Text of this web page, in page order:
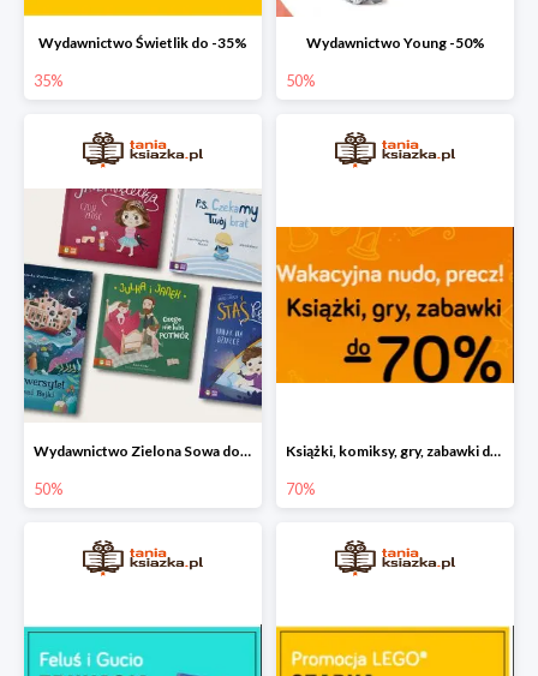
Wydawnictwo Świetlik do -35%
35%
Wydawnictwo Young -50%
50%
Wydawnictwo Zielona Sowa do -50%
50%
Książki, komiksy, gry, zabawki do -70%
70%